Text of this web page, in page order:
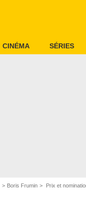
CINÉMA SÉRIES
Boris Frumin Prix et